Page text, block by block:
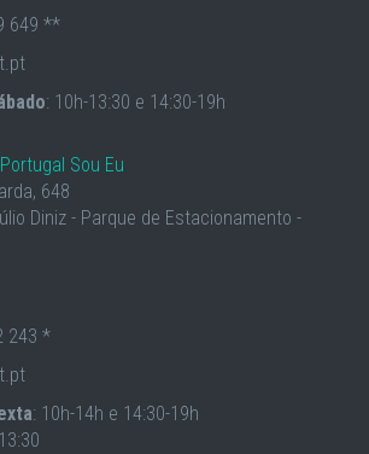
649 **
: 10h-13:30 e 14:30-19h
Sou Eu
648
Diniz - Parque de Estacionamento -
243 *
: 10h-14h e 14:30-19h